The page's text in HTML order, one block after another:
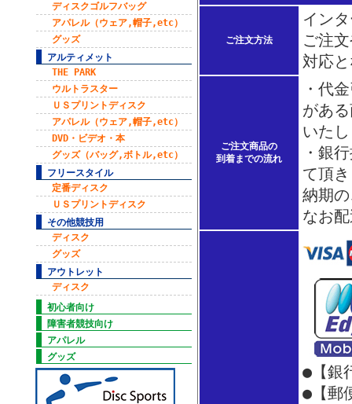
ディスクゴルフバッグ
アパレル（ウェア,帽子,etc）
グッズ
アルティメット
THE PARK
ウルトラスター
ＵＳプリントディスク
アパレル（ウェア,帽子,etc）
DVD・ビデオ・本
グッズ（バッグ,ボトル,etc）
フリースタイル
定番ディスク
ＵＳプリントディスク
その他競技用
ディスク
グッズ
アウトレット
ディスク
初心者向け
障害者競技向け
アパレル
グッズ
ご注文方法
イン
ご注
対応
ご注文商品の
到着までの流れ
・代
があ
いた
・銀
て頂
納期
なお
●【銀
●【郵